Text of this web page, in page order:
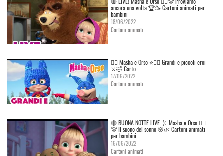
ancora una volta 🏆🥳 Cartoni animati per
bambini
18/06/2022
Cartoni animati
👱‍♀️ Masha e Orso ⭐🦸‍♀️ Grandi e piccoli eroi
⚔️🤣 Carto
17/06/2022
Cartoni animati
🔴 BUONA NOTTE LIVE 🌛 Masha e Orso 👱‍♀️
🐻 Il suono del sonno 🌸🌿 Cartoni animati
per bambini
16/06/2022
Cartoni animati